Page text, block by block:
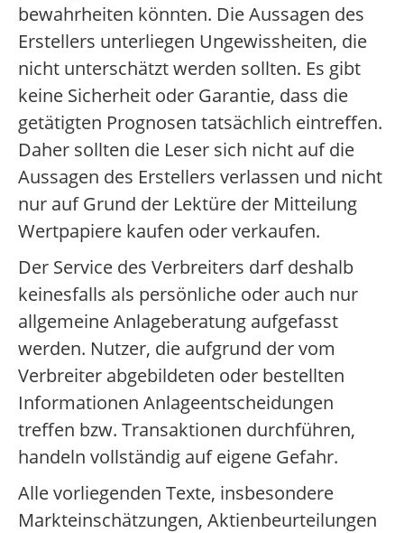
bewahrheiten könnten. Die Aussagen des
Erstellers unterliegen Ungewissheiten, die
nicht unterschätzt werden sollten. Es gibt
keine Sicherheit oder Garantie, dass die
getätigten Prognosen tatsächlich eintreffen.
Daher sollten die Leser sich nicht auf die
Aussagen des Erstellers verlassen und nicht
nur auf Grund der Lektüre der Mitteilung
Wertpapiere kaufen oder verkaufen.
Der Service des Verbreiters darf deshalb
keinesfalls als persönliche oder auch nur
allgemeine Anlageberatung aufgefasst
werden. Nutzer, die aufgrund der vom
Verbreiter abgebildeten oder bestellten
Informationen Anlageentscheidungen
treffen bzw. Transaktionen durchführen,
handeln vollständig auf eigene Gefahr.
Alle vorliegenden Texte, insbesondere
Markteinschätzungen, Aktienbeurteilungen